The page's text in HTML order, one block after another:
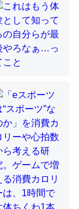
。調べたら
度。
てて両方に不
面白い。海に
シウムを使わ
か？